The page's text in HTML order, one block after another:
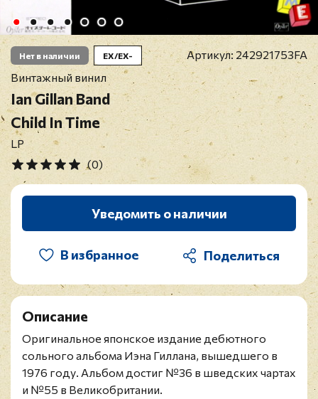
Нет в наличии EX/EX- Артикул: 242921753FA
Винтажный винил
Ian Gillan Band
Child In Time
LP
(0)
Уведомить о наличии
В избранное
Описание
Оригинальное японское издание дебютного
сольного альбома Иэна Гиллана, вышедшего в
1976 году. Альбом достиг №36 в шведских чартах
и №55 в Великобритании.